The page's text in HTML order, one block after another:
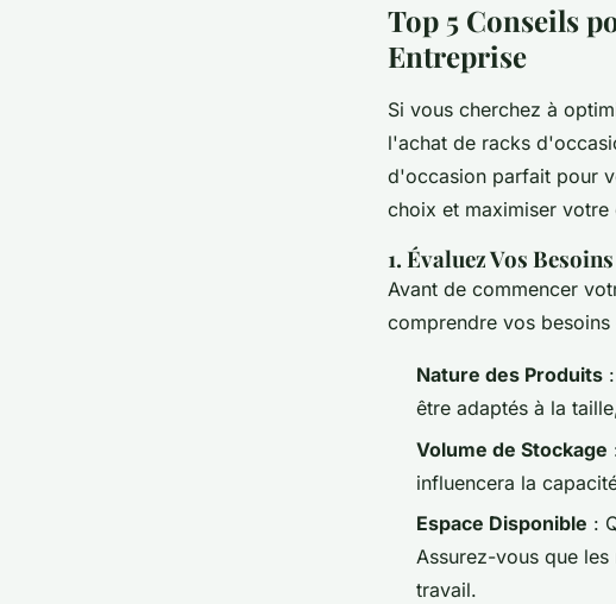
Top 5 Conseils
Entreprise
Si vous cherchez à
l'achat de racks
d'occasion parfait pour
choix et maximiser votre
1. Évaluez Vos
Avant de commencer
comprendre vos
Nature des Produits
être adaptés à la
Volume de Stockage
influencera la
Espace Disponible :
Assurez-vous que
travail.